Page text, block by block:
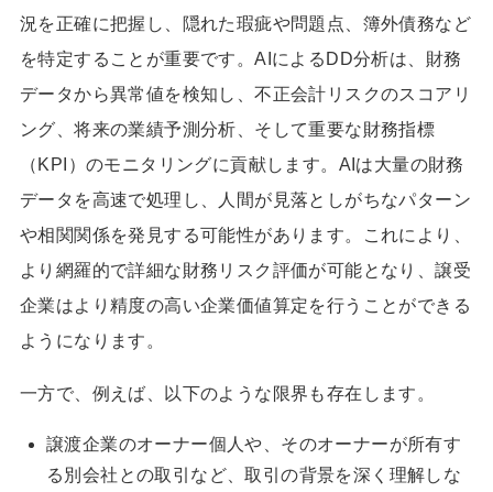
況を正確に把握し、隠れた瑕疵や問題点、簿外債務など
を特定することが重要です。AIによるDD分析は、財務
データから異常値を検知し、不正会計リスクのスコアリ
ング、将来の業績予測分析、そして重要な財務指標
（KPI）のモニタリングに貢献します。AIは大量の財務
データを高速で処理し、人間が見落としがちなパターン
や相関関係を発見する可能性があります。これにより、
より網羅的で詳細な財務リスク評価が可能となり、譲受
企業はより精度の高い企業価値算定を行うことができる
ようになります。
一方で、例えば、以下のような限界も存在します。
譲渡企業のオーナー個人や、そのオーナーが所有す
る別会社との取引など、取引の背景を深く理解しな